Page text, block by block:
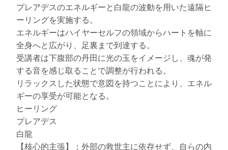
プレアデスのエネルギーと白龍の波動を用いた遠隔ヒ
ーリングを実施する。
エネルギーはハイヤーセルフの領域からハートを軸に
全身へと広がり、足裏まで到達する。
受講者は下腹部の丹田に光の玉をイメージし、魂が発
する音を感じ取ることで調整が行われる。
リラックスした状態で意図を持つことにより、エネル
ギーの享受が可能となる。
ヒーリング
プレアデス
白龍
【核心的主張】：外部の救世主に依存せず、自らの内